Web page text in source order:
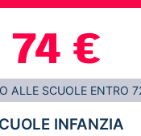
74 €
ALLE SCUOLE ENTRO
INFANZIA